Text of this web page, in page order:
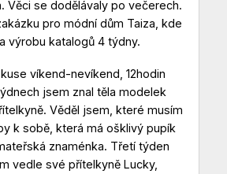
Věci se dodělávaly po večerech.
pro módní dům Taiza, kde
výrobu katalogů 4 týdny.
víkend-nevíkend, 12hodin
jsem znal těla modelek
Věděl jsem, které musím
k sobě, která má ošklivý pupík
znaménka. Třetí týden
vedle své přítelkyně Lucky,